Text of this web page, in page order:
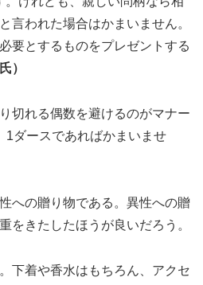
言われた場合はかまいません。
要とするものをプレゼントする
）
切れる偶数を避けるのがマナー
1ダースであればかまいませ
への贈り物である。異性への贈
をきたしたほうが良いだろう。
下着や香水はもちろん、アクセ